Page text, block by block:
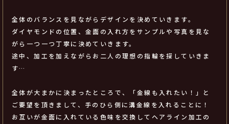
全体のバランスを見ながらデザインを決めていきます。
ダイヤモンドの位置、金面の入れ方をサンプルや写真を見な
がら一つ一つ丁寧に決めていきます。
途中、加工を加えながらお二人の理想の指輪を探していきま
す…
全体が大まかに決まったところで、「金線も入れたい！」と
ご要望を頂きまして、手のひら側に溝金線を入れることに！
お互いが金面に入れている色味を交換してヘアライン加工の